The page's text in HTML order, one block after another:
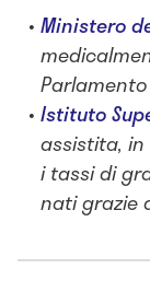
Ministero
Istituto
assistita,
i tassi di
nati grazie